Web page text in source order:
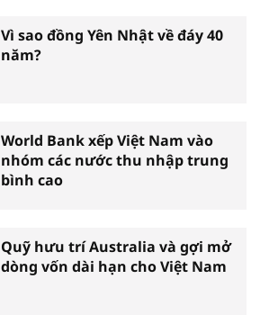
Vì sao đồng Yên Nhật về đáy 40
năm?
World Bank xếp Việt Nam vào
nhóm các nước thu nhập trung
bình cao
Quỹ hưu trí Australia và gợi mở
dòng vốn dài hạn cho Việt Nam